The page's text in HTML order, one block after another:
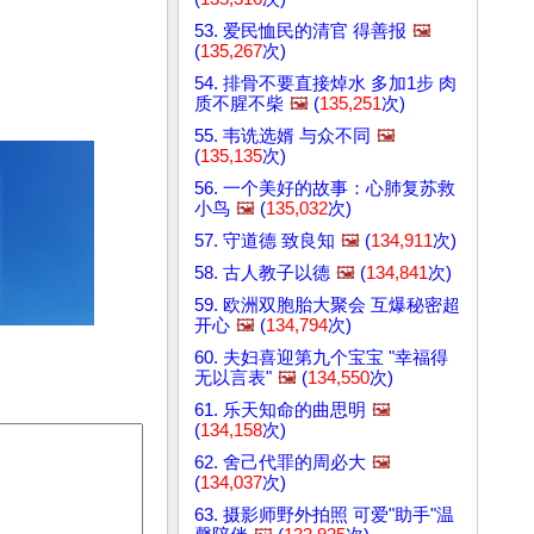
53. 爱民恤民的清官 得善报 🖼️
(135,267次)
54. 排骨不要直接焯水 多加1步 肉
质不腥不柴 🖼️ (135,251次)
55. 韦诜选婿 与众不同 🖼️
(135,135次)
56. 一个美好的故事：心肺复苏救
小鸟 🖼️ (135,032次)
57. 守道德 致良知 🖼️ (134,911次)
58. 古人教子以德 🖼️ (134,841次)
59. 欧洲双胞胎大聚会 互爆秘密超
开心 🖼️ (134,794次)
60. 夫妇喜迎第九个宝宝 "幸福得
无以言表" 🖼️ (134,550次)
61. 乐天知命的曲思明 🖼️
(134,158次)
62. 舍己代罪的周必大 🖼️
(134,037次)
63. 摄影师野外拍照 可爱"助手"温